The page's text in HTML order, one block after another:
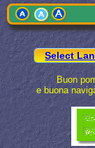
Select
Buon
e buona